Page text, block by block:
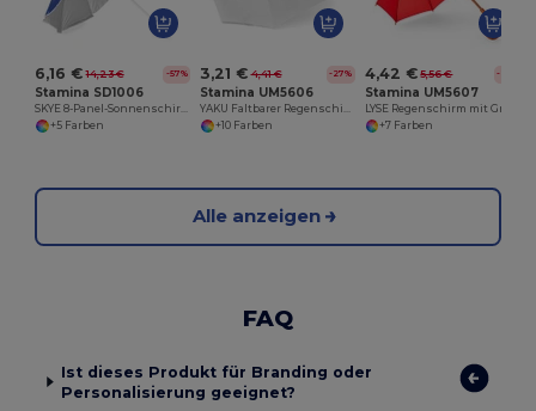
6,16 € 14,23 € -57%
Stamina SD1006
+5 Farben
3,21 € 4,41 € -27%
Stamina UM5606
+10 Farben
4,42 € 5,56 € -21%
Stamina UM5607
LYSE Regenschirm mit Griff
+7 Farben
Alle anzeigen
FAQ
Ist dieses Produkt für Branding oder
Personalisierung geeignet?